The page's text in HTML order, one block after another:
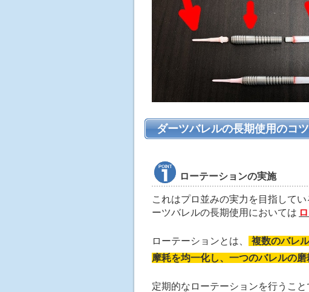
ダーツバレルの長期使用のコツ
ローテーションの実施
これはプロ並みの実力を目指して
ーツバレルの長期使用においては
ローテーションとは、
複数のバレ
摩耗を均一化し、一つのバレルの磨
定期的なローテーションを行うこ